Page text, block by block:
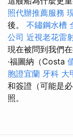
照代辦推薦服務
後。 不鏽鋼水槽
公司 近視老花雷
現在被問到我們
·福圖納（Costa
胞證宜蘭 牙科 大
和簽證（可能是
照。